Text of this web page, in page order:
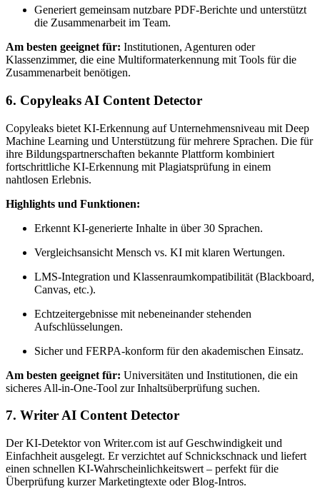
Generiert gemeinsam nutzbare PDF-Berichte und unterstützt
die Zusammenarbeit im Team.
Am besten geeignet für: Institutionen, Agenturen oder
Klassenzimmer, die eine Multiformaterkennung mit Tools für die
Zusammenarbeit benötigen.
6. Copyleaks AI Content Detector
Copyleaks bietet KI-Erkennung auf Unternehmensniveau mit Deep
Machine Learning und Unterstützung für mehrere Sprachen. Die für
ihre Bildungspartnerschaften bekannte Plattform kombiniert
fortschrittliche KI-Erkennung mit Plagiatsprüfung in einem
nahtlosen Erlebnis.
Highlights und Funktionen:
Erkennt KI-generierte Inhalte in über 30 Sprachen.
Vergleichsansicht Mensch vs. KI mit klaren Wertungen.
LMS-Integration und Klassenraumkompatibilität (Blackboard,
Canvas, etc.).
Echtzeitergebnisse mit nebeneinander stehenden
Aufschlüsselungen.
Sicher und FERPA-konform für den akademischen Einsatz.
Am besten geeignet für: Universitäten und Institutionen, die ein
sicheres All-in-One-Tool zur Inhaltsüberprüfung suchen.
7. Writer AI Content Detector
Der KI-Detektor von Writer.com ist auf Geschwindigkeit und
Einfachheit ausgelegt. Er verzichtet auf Schnickschnack und liefert
einen schnellen KI-Wahrscheinlichkeitswert – perfekt für die
Überprüfung kurzer Marketingtexte oder Blog-Intros.